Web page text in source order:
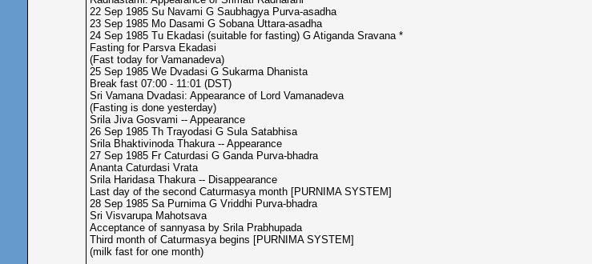
22 Sep 1985 Su Navami G Saubhagya Purva-asadha
23 Sep 1985 Mo Dasami G Sobana Uttara-asadha
24 Sep 1985 Tu Ekadasi (suitable for fasting) G Atiganda Sravana *
Fasting for Parsva Ekadasi
(Fast today for Vamanadeva)
25 Sep 1985 We Dvadasi G Sukarma Dhanista
Break fast 07:00 - 11:01 (DST)
Sri Vamana Dvadasi: Appearance of Lord Vamanadeva
(Fasting is done yesterday)
Srila Jiva Gosvami -- Appearance
26 Sep 1985 Th Trayodasi G Sula Satabhisa
Srila Bhaktivinoda Thakura -- Appearance
27 Sep 1985 Fr Caturdasi G Ganda Purva-bhadra
Ananta Caturdasi Vrata
Srila Haridasa Thakura -- Disappearance
Last day of the second Caturmasya month [PURNIMA SYSTEM]
28 Sep 1985 Sa Purnima G Vriddhi Purva-bhadra
Sri Visvarupa Mahotsava
Acceptance of sannyasa by Srila Prabhupada
Third month of Caturmasya begins [PURNIMA SYSTEM]
(milk fast for one month)